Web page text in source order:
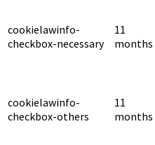
cookielawinfo-
checkbox-necessary
11
months
cookielawinfo-
checkbox-others
11
months